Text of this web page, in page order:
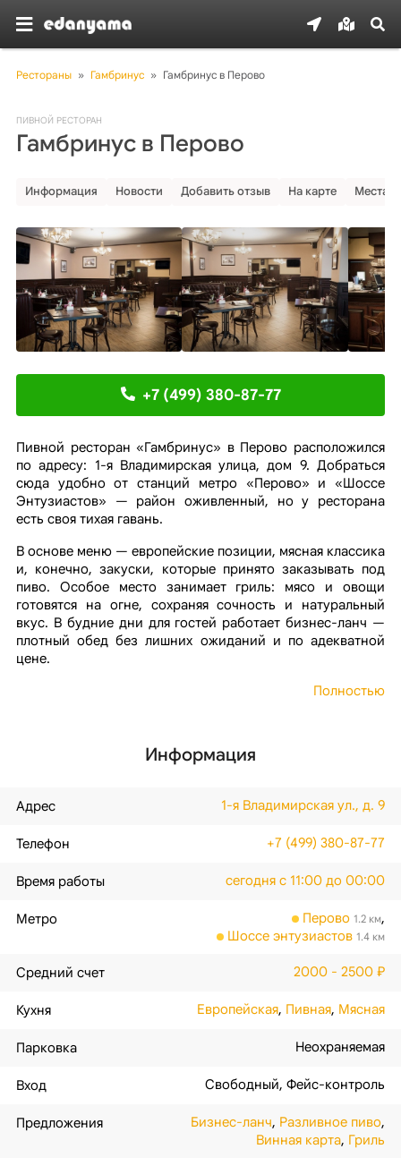
Рестораны » Гамбринус » Гамбринус в Перово
ПИВНОЙ РЕСТОРАН
Гамбринус в Перово
Информация Новости Добавить отзыв На карте Места
+7 (499) 380-87-77
Пивной ресторан «Гамбринус» в Перово расположился
по адресу: 1-я Владимирская улица, дом 9. Добраться
сюда удобно от станций метро «Перово» и «Шоссе
Энтузиастов» — район оживленный, но у ресторана
есть своя тихая гавань.
В основе меню — европейские позиции, мясная классика
и, конечно, закуски, которые принято заказывать под
пиво. Особое место занимает гриль: мясо и овощи
готовятся на огне, сохраняя сочность и натуральный
вкус. В будние дни для гостей работает бизнес-ланч —
плотный обед без лишних ожиданий и по адекватной
цене.
Полностью
Информация
Адрес 1-я Владимирская ул., д. 9
Телефон +7 (499) 380-87-77
Время работы сегодня с 11:00 до 00:00
Метро Перово 1.2 км,
Шоссе энтузиастов 1.4 км
Средний счет 2000 - 2500 ₽
Кухня Европейская, Пивная, Мясная
Парковка Неохраняемая
Вход Свободный,Фейс-контроль
Предложения Бизнес-ланч, Разливное пиво,
Винная карта, Гриль